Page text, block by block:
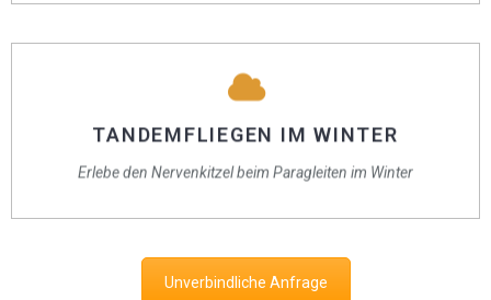
TANDEMFLIEGEN IM WINTER
Erlebe den Nervenkitzel beim Paragleiten im Winter
TANDEMFLIEGEN IM WINTER
Ein unvergesslicher Tandemflug durch die verschneiten Berge!
den Atem raubt.
Unverbindliche Anfrage